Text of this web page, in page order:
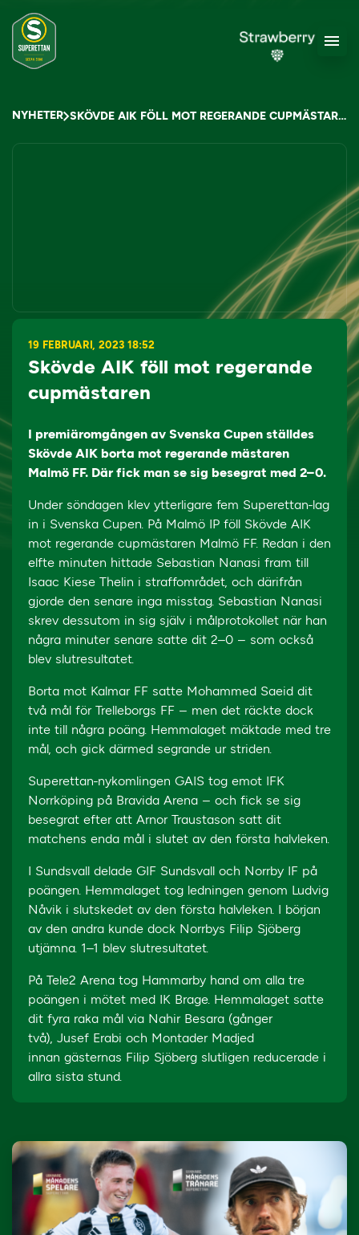
NYHETER SKÖVDE AIK FÖLL MOT REGERANDE CUPMÄSTAREN
19 FEBRUARI, 2023 18:52
Skövde AIK föll mot regerande
cupmästaren
I premiäromgången av Svenska Cupen ställdes
Skövde AIK borta mot regerande mästaren
Malmö FF. Där fick man se sig besegrat med 2–0.
Under söndagen klev ytterligare fem Superettan-lag
in i Svenska Cupen. På Malmö IP föll Skövde AIK
mot regerande cupmästaren Malmö FF. Redan i den
elfte minuten hittade Sebastian Nanasi fram till
Isaac Kiese Thelin i straffområdet, och därifrån
gjorde den senare inga misstag. Sebastian Nanasi
skrev dessutom in sig själv i målprotokollet när han
några minuter senare satte dit 2–0 – som också
blev slutresultatet.
Borta mot Kalmar FF satte Mohammed Saeid dit
två mål för Trelleborgs FF – men det räckte dock
inte till några poäng. Hemmalaget mäktade med tre
mål, och gick därmed segrande ur striden.
Superettan-nykomlingen GAIS tog emot IFK
Norrköping på Bravida Arena – och fick se sig
besegrat efter att Arnor Traustason satt dit
matchens enda mål i slutet av den första halvleken.
I Sundsvall delade GIF Sundsvall och Norrby IF på
poängen. Hemmalaget tog ledningen genom Ludvig
Nåvik i slutskedet av den första halvleken. I början
av den andra kunde dock Norrbys Filip Sjöberg
utjämna. 1–1 blev slutresultatet.
På Tele2 Arena tog Hammarby hand om alla tre
poängen i mötet med IK Brage. Hemmalaget satte
dit fyra raka mål via Nahir Besara (gånger
två), Jusef Erabi och Montader Madjed
innan gästernas Filip Sjöberg slutligen reducerade i
allra sista stund.